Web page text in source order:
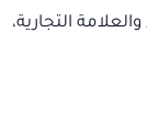
التجارية،